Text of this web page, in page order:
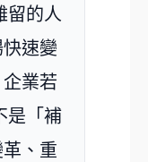
留的人
速變
業若
是「補
、重